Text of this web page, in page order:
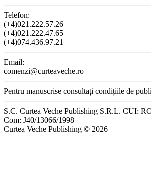
Telefon:
(+4)021.222.57.26
(+4)021.222.47.65
(+4)074.436.97.21
Email:
comenzi@curteaveche.ro
Pentru manuscrise consultați condițiile de
S.C. Curtea Veche Publishing S.R.L. CUI:
Com: J40/13066/1998
Curtea Veche Publishing © 2026